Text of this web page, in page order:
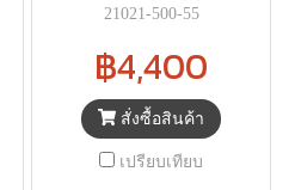
21021-500-55
฿4,400
สั่งซื้อสินค้า
เปรียบเทียบ